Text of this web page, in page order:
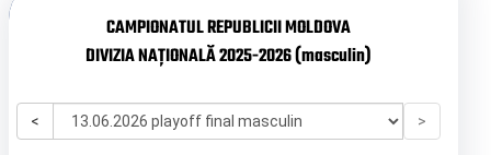
CAMPIONATUL REPUBLICII MOLDOVA
DIVIZIA NAȚIONALĂ 2025-2026 (masculin)
< >